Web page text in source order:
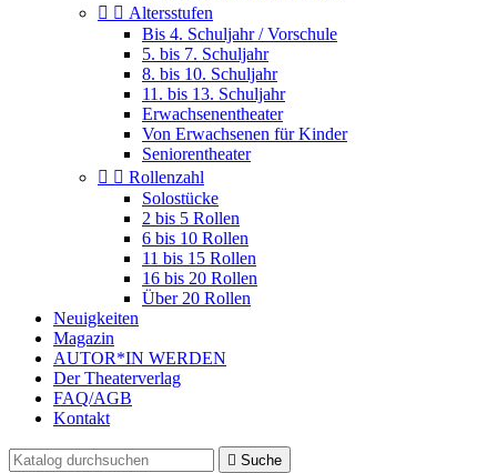
  Altersstufen
Bis 4. Schuljahr / Vorschule
5. bis 7. Schuljahr
8. bis 10. Schuljahr
11. bis 13. Schuljahr
Erwachsenentheater
Von Erwachsenen für Kinder
Seniorentheater
  Rollenzahl
Solostücke
2 bis 5 Rollen
6 bis 10 Rollen
11 bis 15 Rollen
16 bis 20 Rollen
Über 20 Rollen
Neuigkeiten
Magazin
AUTOR*IN WERDEN
Der Theaterverlag
FAQ/AGB
Kontakt
 Suche